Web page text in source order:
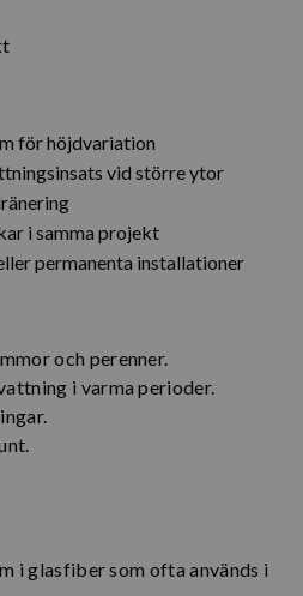
för höjdvariation
vid större ytor
i samma projekt
permanenta installationer
och perenner.
i varma perioder.
i glasfiber som ofta används i